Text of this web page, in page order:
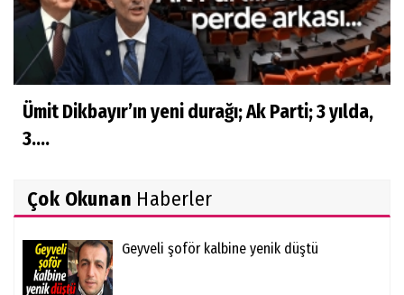
Ümit Dikbayır’ın yeni durağı; Ak Parti; 3 yılda,
3....
Çok Okunan Haberler
Geyveli şoför kalbine yenik düştü